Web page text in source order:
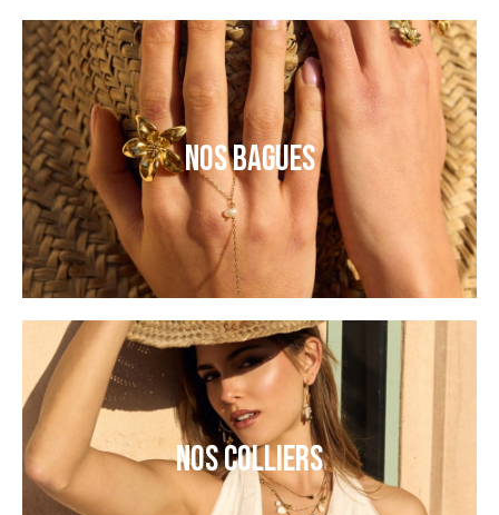
NOS BAGUES
NOS COLLIERS